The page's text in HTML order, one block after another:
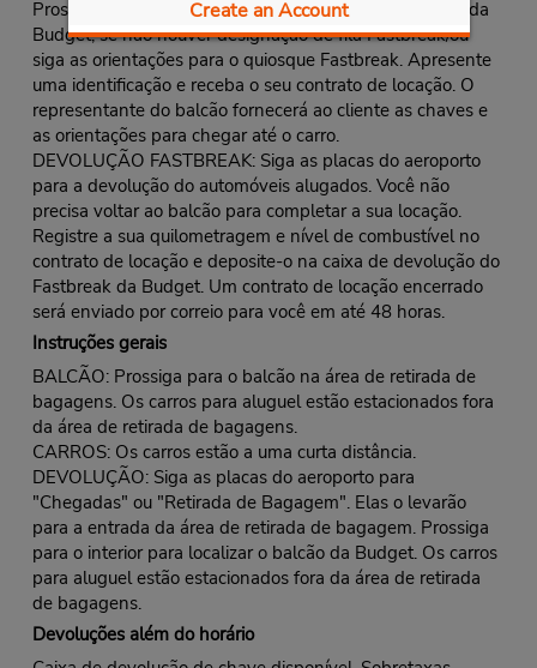
Create an Account
Prossiga para a fila do balcão Fastbreak/ou fila normal da
Budget, se não houver designação de fila Fastbreak/ou
siga as orientações para o quiosque Fastbreak. Apresente
uma identificação e receba o seu contrato de locação. O
representante do balcão fornecerá ao cliente as chaves e
as orientações para chegar até o carro.
DEVOLUÇÃO FASTBREAK: Siga as placas do aeroporto
para a devolução do automóveis alugados. Você não
precisa voltar ao balcão para completar a sua locação.
Registre a sua quilometragem e nível de combustível no
contrato de locação e deposite-o na caixa de devolução do
Fastbreak da Budget. Um contrato de locação encerrado
será enviado por correio para você em até 48 horas.
Instruções gerais
BALCÃO: Prossiga para o balcão na área de retirada de
bagagens. Os carros para aluguel estão estacionados fora
da área de retirada de bagagens.
CARROS: Os carros estão a uma curta distância.
DEVOLUÇÃO: Siga as placas do aeroporto para
"Chegadas" ou "Retirada de Bagagem". Elas o levarão
para a entrada da área de retirada de bagagem. Prossiga
para o interior para localizar o balcão da Budget. Os carros
para aluguel estão estacionados fora da área de retirada
de bagagens.
Devoluções além do horário